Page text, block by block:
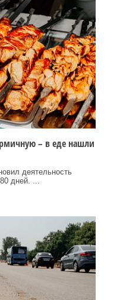
– в еде нашли
деятельность
дней. ...